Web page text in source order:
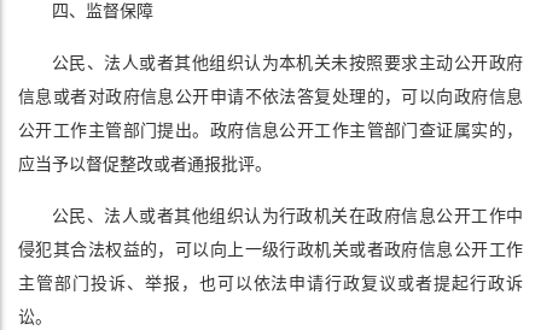
四、监督保障
公民、法人或者其他组织认为本机关未按照要求主动公开政府
信息或者对政府信息公开申请不依法答复处理的，可以向政府信息
公开工作主管部门提出。政府信息公开工作主管部门查证属实的，
应当予以督促整改或者通报批评。
公民、法人或者其他组织认为行政机关在政府信息公开工作中
侵犯其合法权益的，可以向上一级行政机关或者政府信息公开工作
主管部门投诉、举报，也可以依法申请行政复议或者提起行政诉
讼。